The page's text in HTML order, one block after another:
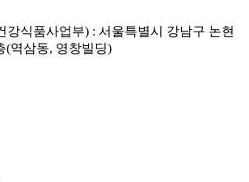
강식품사업부) : 서울특별시 강남구 논현
(역삼동, 영창빌딩)